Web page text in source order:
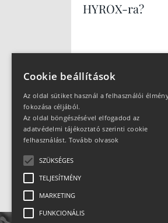
HYROX-ra?
Cookie beállítások
Az oldal sütiket használ a felhasználói
fokozása céljából.
Az oldal böngészésével elfogadod az
adatvédelmi tájékoztató szerinti cookie
felhasználást. Tovább olvasok
SZÜKSÉGES
TELJESÍTMÉNY
MARKETING
FUNKCIONÁLIS